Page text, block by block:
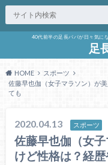
40代前半の足長パパが日々気に
足
HOME
スポーツ
佐藤早也伽（女子マラソン）が
ても
2020.04.13 スポーツ
佐藤早也伽（女
けど性格は？経